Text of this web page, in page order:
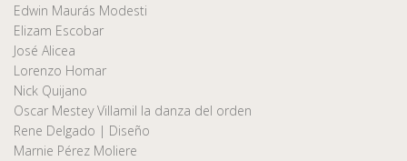
Edwin Maurás Modesti
Elizam Escobar
José Alicea
Lorenzo Homar
Nick Quijano
Oscar Mestey Villamil la danza del orden
Rene Delgado | Diseño
Marnie Pérez Moliere